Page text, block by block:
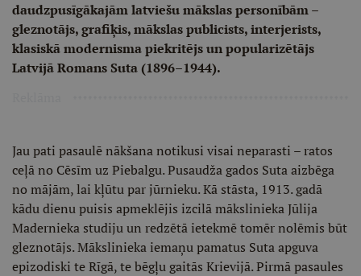
daudzpusīgākajām latviešu mākslas personībām –
gleznotājs, grafiķis, mākslas publicists, interjerists,
klasiskā modernisma piekritējs un popularizētājs
Latvijā Romans Suta (1896–1944).
Jau pati pasaulē nākšana notikusi visai neparasti – ratos
ceļā no Cēsīm uz Piebalgu. Pusaudža gados Suta aizbēga
no mājām, lai kļūtu par jūrnieku. Kā stāsta, 1913. gadā
kādu dienu puisis apmeklējis izcilā mākslinieka Jūlija
Madernieka studiju un redzētā ietekmē tomēr nolēmis būt
gleznotājs. Mākslinieka iemaņu pamatus Suta apguva
epizodiski te Rīgā, te bēgļu gaitās Krievijā. Pirmā pasaules